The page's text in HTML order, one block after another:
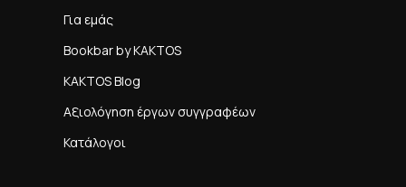
Για εμάς
Bookbar by KAKTOS
KAKTOS Blog
Αξιολόγηση έργων συγγραφέων
Κατάλογοι